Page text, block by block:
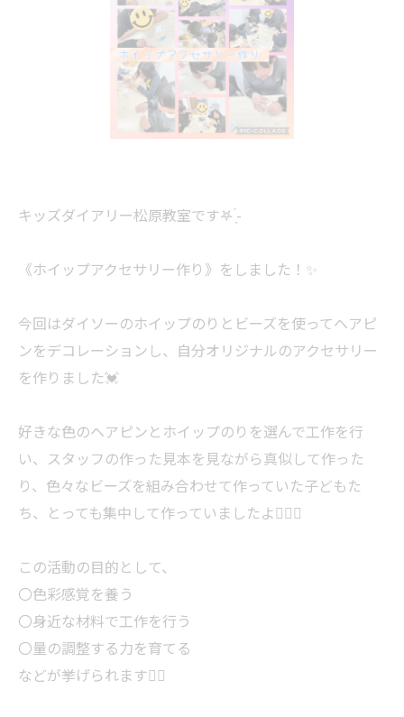
キッズダイアリー松原教室です‎𖤐 ̖́-‬
《ホイップアクセサリー作り》をしました！✨️
今回はダイソーのホイップのりとビーズを使ってヘアピ
ンをデコレーションし、自分オリジナルのアクセサリー
を作りました💓
好きな色のヘアピンとホイップのりを選んで工作を行
い、スタッフの作った見本を見ながら真似して作った
り、色々なビーズを組み合わせて作っていた子どもた
ち、とっても集中して作っていましたよ🙆‍♀️✨️
この活動の目的として、
〇色彩感覚を養う
〇身近な材料で工作を行う
〇量の調整する力を育てる
などが挙げられます🙋‍♀️